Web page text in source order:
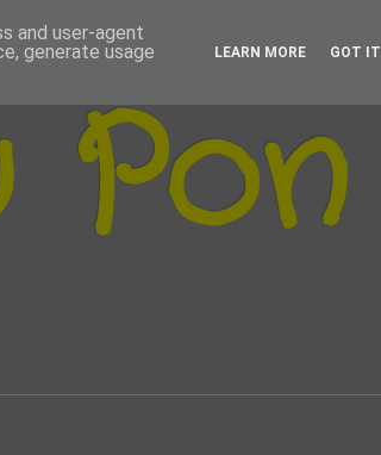
and user-agent
generate usage
LEARN MORE GOT IT